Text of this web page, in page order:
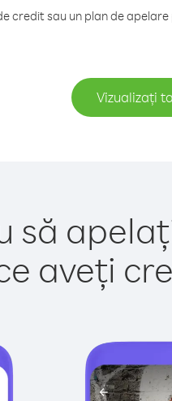
credit sau un plan de
Vizualizați
să
aveți